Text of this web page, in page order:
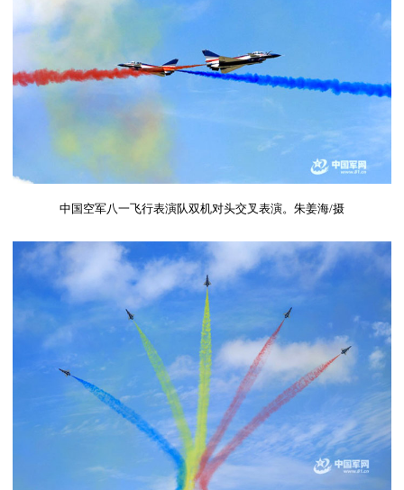
中国空军八一飞行表演队双机对头交叉表演。朱姜海/摄